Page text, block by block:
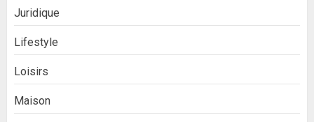
Juridique
Lifestyle
Loisirs
Maison